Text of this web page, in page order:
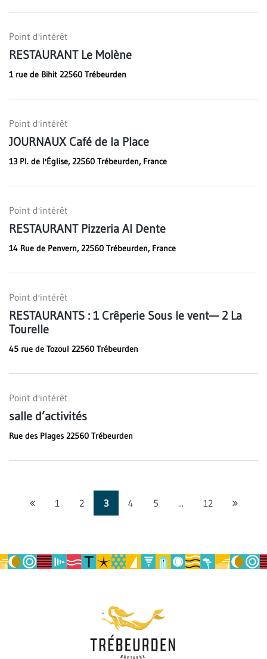
Point d'intérêt
RESTAURANT Le Molène
1 rue de Bihit 22560 Trébeurden
Point d'intérêt
JOURNAUX Café de la Place
13 Pl. de l'Église, 22560 Trébeurden, France
Point d'intérêt
RESTAURANT Pizzeria Al Dente
14 Rue de Penvern, 22560 Trébeurden, France
Point d'intérêt
RESTAURANTS : 1 Crêperie Sous le vent— 2 La
Tourelle
45 rue de Tozoul 22560 Trébeurden
Point d'intérêt
salle d’activités
Rue des Plages 22560 Trébeurden
Page 1 2 3 4 5 ... 12
Page